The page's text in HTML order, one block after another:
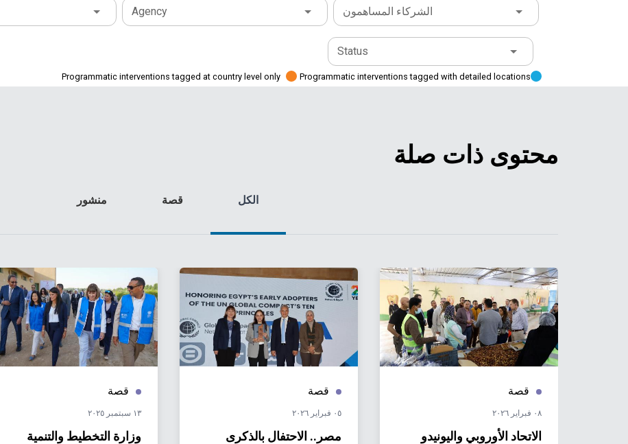
الشركاء المساهمون Agency
Status
Programmatic interventions tagged with detailed locations
Programmatic interventions tagged at country level only
محتوى ذات صلة
الكل قصة منشور
قصة
٠٨ فبراير ٢٠٢٦
الاتحاد الأوروبي واليونيدو
قصة
٠٥ فبراير ٢٠٢٦
مصر.. الاحتفال بالذكرى
قصة
١٣ سبتمبر ٢٠٢٥
وزارة التخطيط والتنمية